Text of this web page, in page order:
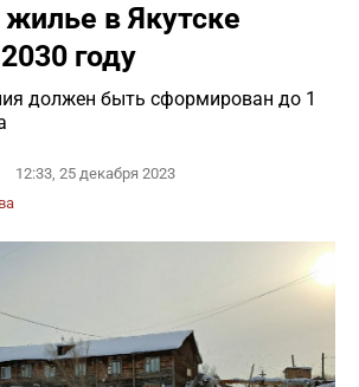
в Якутске
году
должен быть сформирован до 1
12:33, 25 декабря 2023